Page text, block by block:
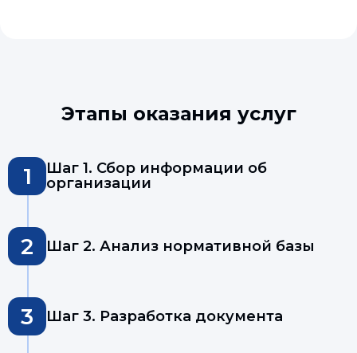
Этапы оказания услуг
1
Шаг 1. Сбор информации об
организации
2 Шаг 2. Анализ нормативной базы
3 Шаг 3. Разработка документа